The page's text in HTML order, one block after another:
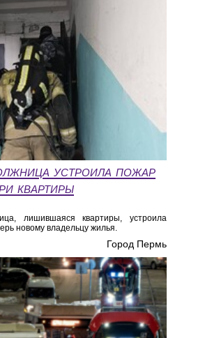
устроила пожар
квартиры
лишившаяся квартиры, устроила
новому владельцу жилья.
Город Пермь